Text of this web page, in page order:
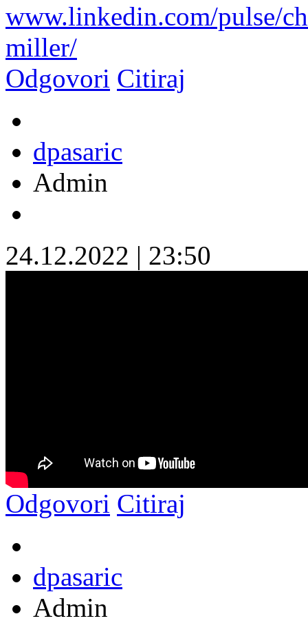
www.linkedin.com/pulse/
miller/
Odgovori Citiraj
dpasaric
Admin
24.12.2022 | 23:50
Odgovori Citiraj
dpasaric
Admin